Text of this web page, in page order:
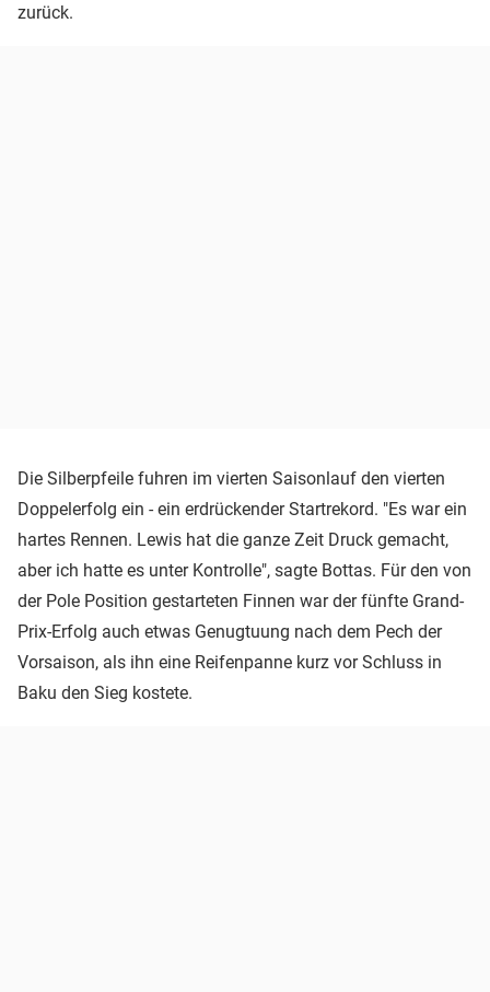
zurück.
Die Silberpfeile fuhren im vierten Saisonlauf den vierten
Doppelerfolg ein - ein erdrückender Startrekord. "Es war ein
hartes Rennen. Lewis hat die ganze Zeit Druck gemacht,
aber ich hatte es unter Kontrolle", sagte Bottas. Für den von
der Pole Position gestarteten Finnen war der fünfte Grand-
Prix-Erfolg auch etwas Genugtuung nach dem Pech der
Vorsaison, als ihn eine Reifenpanne kurz vor Schluss in
Baku den Sieg kostete.